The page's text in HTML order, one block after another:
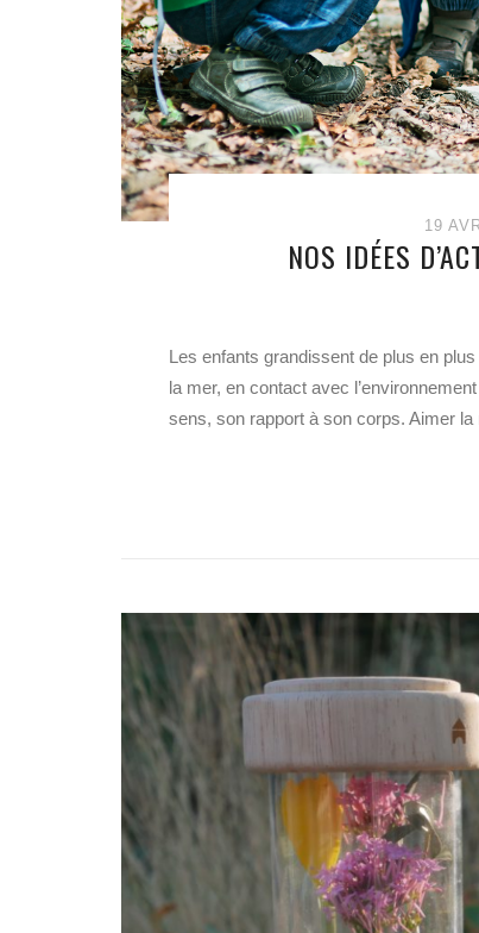
19
NOS IDÉES
Les enfants grandissent de plus en
la mer, en contact avec
sens, son rapport à son corps. Aimer la